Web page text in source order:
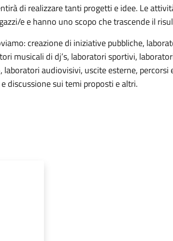
di realizzare tanti progetti e idee. Le
e e hanno uno scopo che trascende il
creazione di iniziative pubbliche,
musicali di dj’s, laboratori sportivi,
audiovisivi, uscite esterne, percorsi
discussione sui temi proposti e altri.